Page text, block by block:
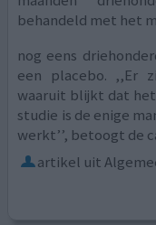
behandeld met het
nog eens
een placebo. ,,Er
waaruit blijkt dat
studie is de enige
werkt’’, betoogt de
artikel uit